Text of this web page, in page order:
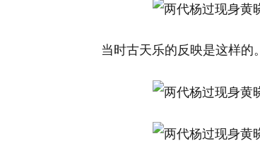
当时古天乐的反映是这样的。